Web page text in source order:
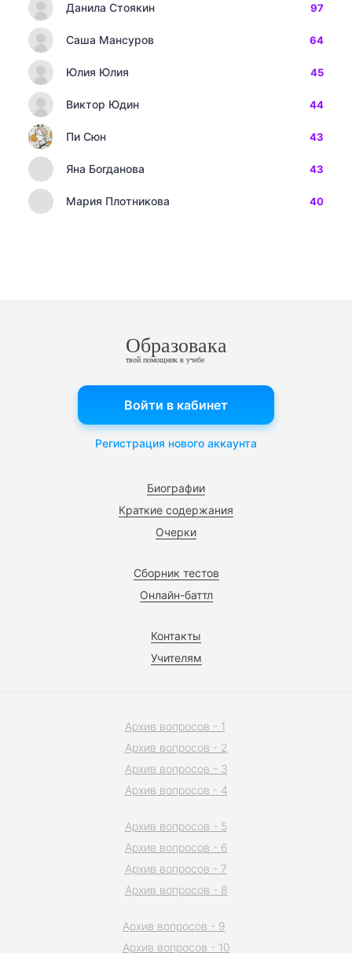
Данила Стоякин 97
Саша Мансуров 64
Юлия Юлия 45
Виктор Юдин 44
Пи Сюн 43
Яна Богданова 43
Мария Плотникова 40
Образовака
твой помощник в учебе
Биографии
Краткие содержания
Очерки
Сборник тестов
Онлайн-баттл
Контакты
Учителям
Войти в кабинет
Регистрация нового аккаунта
Архив вопросов - 1
Архив вопросов - 2
Архив вопросов - 3
Архив вопросов - 4
Архив вопросов - 5
Архив вопросов - 6
Архив вопросов - 7
Архив вопросов - 8
Архив вопросов - 9
Архив вопросов - 10